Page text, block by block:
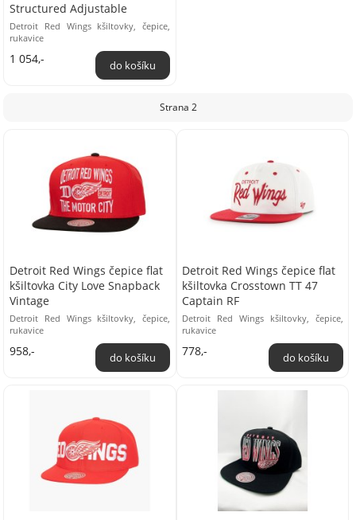
Structured Adjustable
Detroit Red Wings kšiltovky, čepice,
rukavice
1 054,-
Strana 2
Detroit Red Wings čepice flat
kšiltovka City Love Snapback
Vintage
Detroit Red Wings kšiltovky, čepice,
rukavice
958,-
Detroit Red Wings čepice flat
kšiltovka Crosstown TT 47
Captain RF
Detroit Red Wings kšiltovky, čepice,
rukavice
778,-